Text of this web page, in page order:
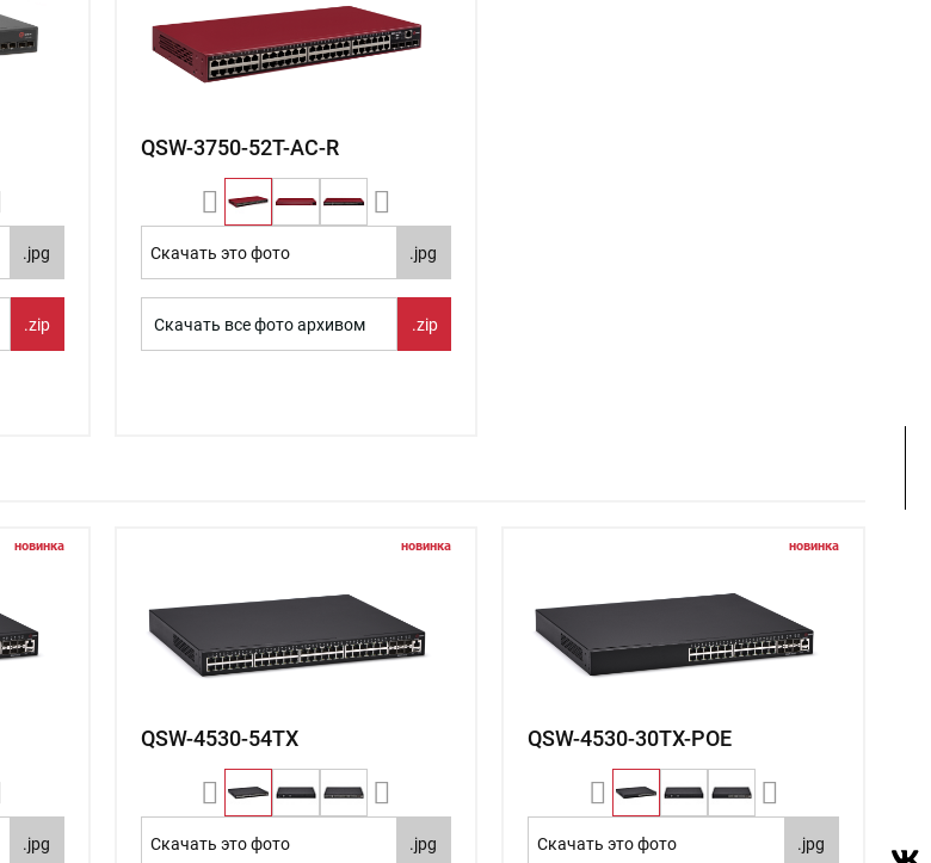
.jpg
.zip
QSW-3750-52T-AC-R
Скачать это фото .jpg
Скачать все фото архивом .zip
новинка
.jpg
новинка
QSW-4530-54TX
Скачать это фото .jpg
новинка
QSW-4530-30TX-POE
Скачать это фото .jpg